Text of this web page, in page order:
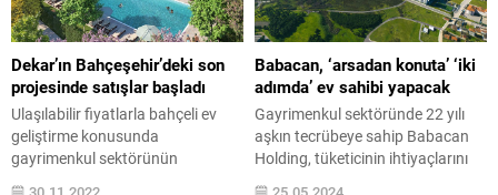
olmaya hazırlıyor. Doğayla
bütünleşen tasarımı ve çağdaş
altyapısıyla tesis, referans
niteliğinde bir spor ve yaşam
merkezi olarak konumlanıyor.
Mimar...
sonrası inşa edilmiş binalarda
yaklaşık 153 bin 240...
Dekar’ın Bahçeşehir’deki son
projesinde satışlar başladı
Ulaşılabilir fiyatlarla bahçeli ev
geliştirme konusunda
gayrimenkul sektörünün
öncülerinden olan Dekar Yapı,
Babacan, ‘arsadan konuta’ ‘iki
adımda’ ev sahibi yapacak
Gayrimenkul sektöründe 22 yılı
aşkın tecrübeye sahip Babacan
Holding, tüketicinin ihtiyaçlarını
gördü, konuta erişimi